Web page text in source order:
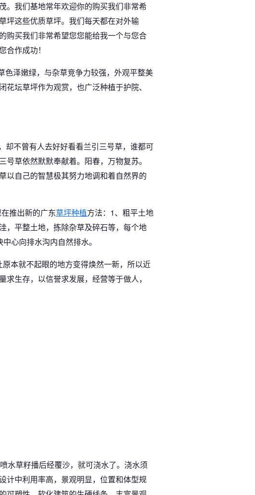
。我们基地常年欢迎你的购买我们非常希
坪这些优质草坪。我们每天都在对外输
购买我们非常希望您您能给我一个与您合
作成功！
色泽嫩绿，与杂草竞争力较强，外观平整美
坛草坪作为观赏，也广泛种植于护院、
却不曾有人去好好看看兰引三号草，谁都可
草依然默默奉献着。阳春，万物复苏。
以自己的智慧极其努力地调和着自然界的
推出新的广东草坪种植方法：1、粗平土地
，平整土地，拣除杂草及碎石等，每个地
心向排水沟内自然排水。
本就不起眼的地方变得焕然一新，所以近
生存，以信誉求发展，经营等于做人，
水草籽播后经覆沙，就可浇水了。浇水须
计中利用率高，景观明显，位置和体型规